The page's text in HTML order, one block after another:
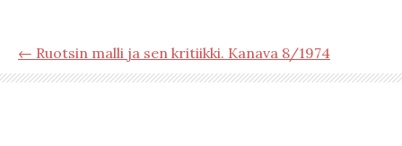
← Ruotsin malli ja sen kritiikki. Kanava 8/1974